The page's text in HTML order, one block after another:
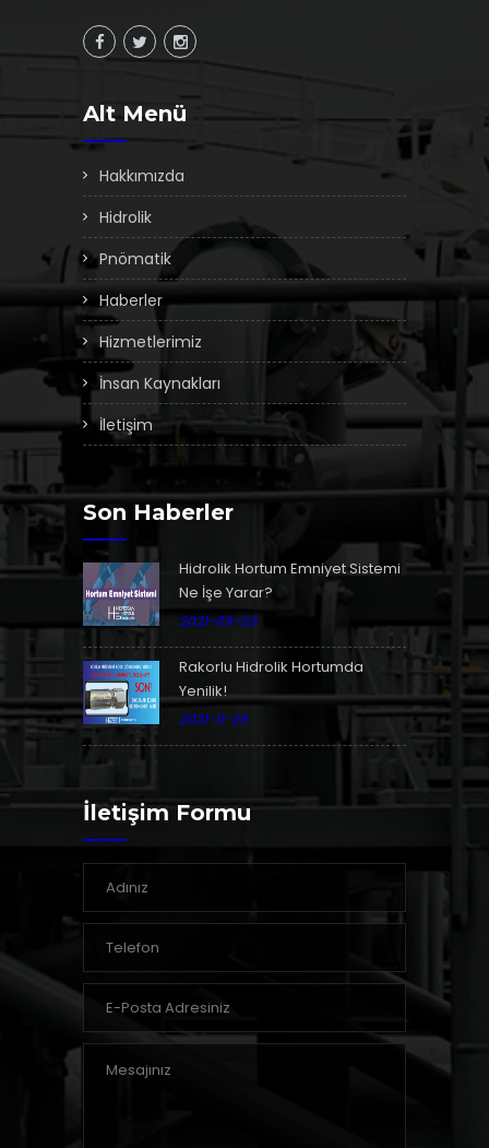
Alt Menü
Hakkımızda
Hidrolik
Pnömatik
Haberler
Hizmetlerimiz
İnsan Kaynakları
İletişim
Son Haberler
Hidrolik Hortum Emniyet Sistemi
Ne İşe Yarar?
2021-09-03
Rakorlu Hidrolik Hortumda
Yenilik!
2021-11-29
İletişim Formu